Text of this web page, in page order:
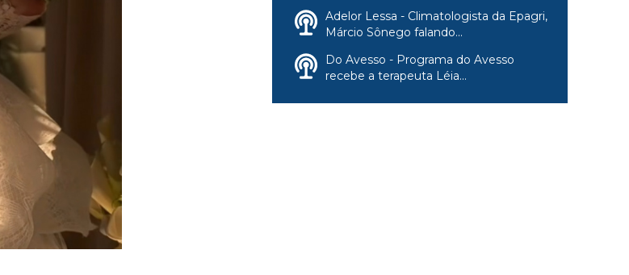
Adelor Lessa - Climatologista da Epagri,
Márcio Sônego falando...
Do Avesso - Programa do Avesso
recebe a terapeuta Léia...